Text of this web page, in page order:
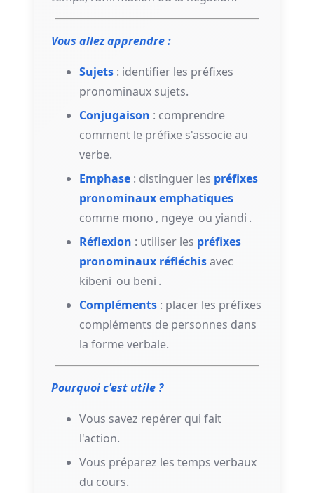
Vous allez apprendre :
Sujets : identifier les préfixes
pronominaux sujets.
Conjugaison : comprendre
comment le préfixe s'associe au
verbe.
Emphase : distinguer les préfixes
pronominaux emphatiques
comme mono , ngeye ou yiandi .
Réflexion : utiliser les préfixes
pronominaux réfléchisavec
kibeni ou beni .
Compléments : placer les préfixes
compléments de personnes dans
la forme verbale.
Pourquoi c'est utile ?
Vous savez repérer qui fait
l'action.
Vous préparez les temps verbaux
du cours.